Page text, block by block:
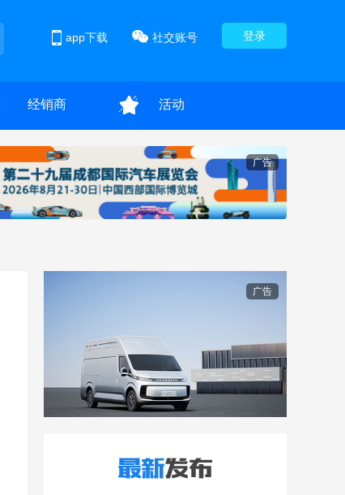
登录
社交账号
app下载
经销商 活动
广告
广告